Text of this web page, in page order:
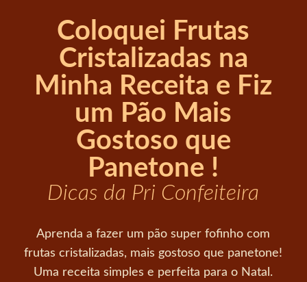
Coloquei Frutas
Cristalizadas na
Minha Receita e Fiz
um Pão Mais
Gostoso que
Panetone !
Dicas da Pri Confeiteira
Aprenda a fazer um pão super fofinho com
frutas cristalizadas, mais gostoso que panetone!
Uma receita simples e perfeita para o Natal.